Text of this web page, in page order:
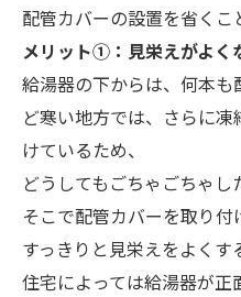
配管カバーの設置を省くこ
メリット➀：見栄えがよく
給湯器の下からは、何本
ど寒い地方では、さらに
けているため、
どうしてもごちゃごちゃし
そこで配管カバーを取り付
すっきりと見栄えをよくす
住宅によっては給湯器が